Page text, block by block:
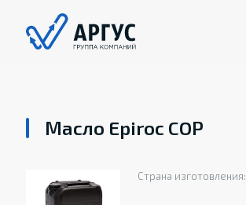
Масло Epiroc COP
Страна изготовления: